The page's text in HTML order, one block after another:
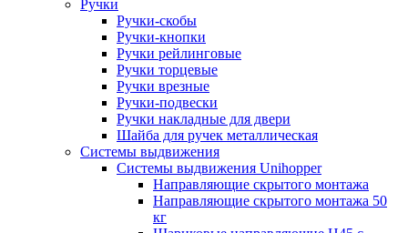
Ручки
Ручки-скобы
Ручки-кнопки
Ручки рейлинговые
Ручки торцевые
Ручки врезные
Ручки-подвески
Ручки накладные для двери
Шайба для ручек металлическая
Системы выдвижения
Системы выдвижения Unihopper
Направляющие скрытого монтажа
Направляющие скрытого монтажа 50
кг